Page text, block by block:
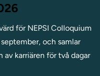
för NEPSI Colloquium
och samlar
av karriären för två dagar